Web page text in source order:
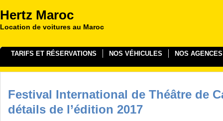
Hertz Maroc
Location de voitures au Maroc
TARIFS ET RÉSERVATIONS NOS VÉHICULES NOS AGENCES
Festival International de Théâtre de
détails de l’édition 2017